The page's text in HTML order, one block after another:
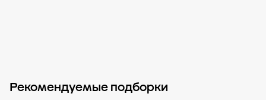
Рекомендуемые подборки
Новости компании Журнал ЗОЛОТОЙ Блог